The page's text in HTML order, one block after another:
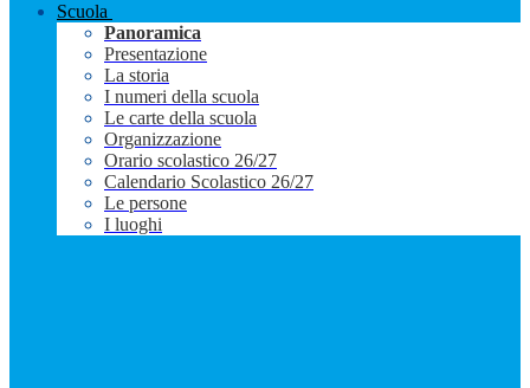
Scuola
Panoramica
Presentazione
La storia
I numeri della scuola
Le carte della scuola
Organizzazione
Orario scolastico 26/27
Calendario Scolastico 26/27
Le persone
I luoghi